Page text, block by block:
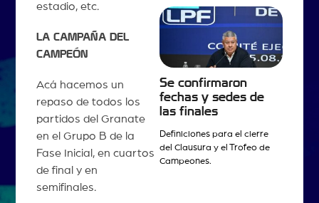
estadio, etc.
LA CAMPAÑA DEL
CAMPEÓN
Acá hacemos un
repaso de todos los
partidos del Granate
en el Grupo B de la
Fase Inicial, en cuartos
de final y en
semifinales.
Se confirmaron
fechas y sedes de
las finales
Definiciones para el cierre
del Clausura y el Trofeo de
Campeones.